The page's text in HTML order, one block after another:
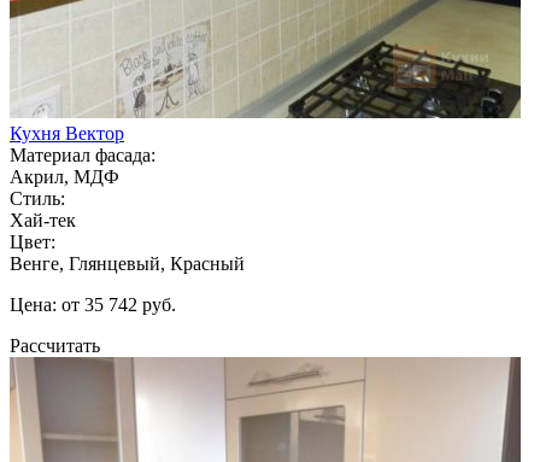
Кухня Вектор
Материал фасада:
Акрил, МДФ
Стиль:
Хай-тек
Цвет:
Венге, Глянцевый, Красный
Цена: от 35 742 руб.
Рассчитать